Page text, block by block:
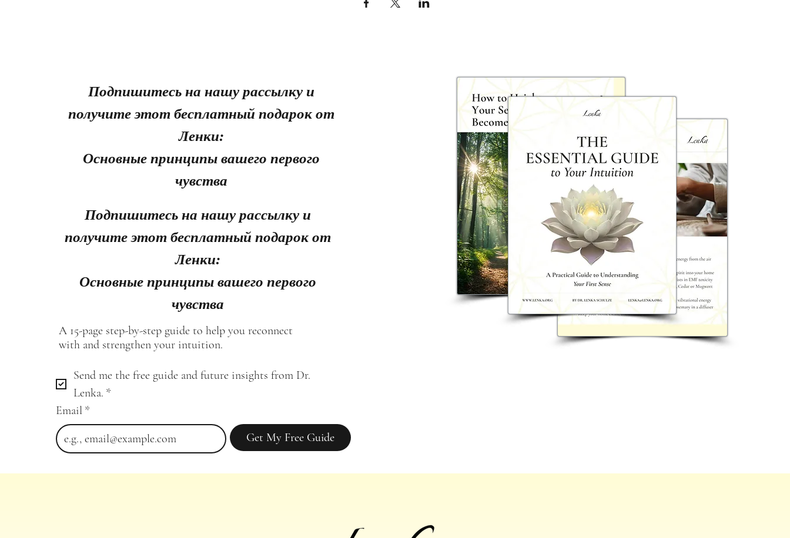
Подпишитесь на нашу рассылку и
получите этот бесплатный подарок от
Ленки:
Основные принципы вашего первого
чувства
Подпишитесь на нашу рассылку и
получите этот бесплатный подарок от
Ленки:
Основные принципы вашего первого
чувства
A 15-page step-by-step guide to help you reconnect
with and strengthen your intuition.
Send me the free guide and future insights from Dr.
Lenka. *
Email *
Get My Free Guide